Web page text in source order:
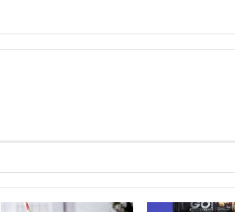
Sağlık mı Siyaset mi?